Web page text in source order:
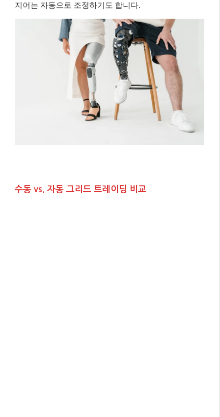
지어는 자동으로 조정하기도 합니다.
수동 vs. 자동 그리드 트레이딩 비교